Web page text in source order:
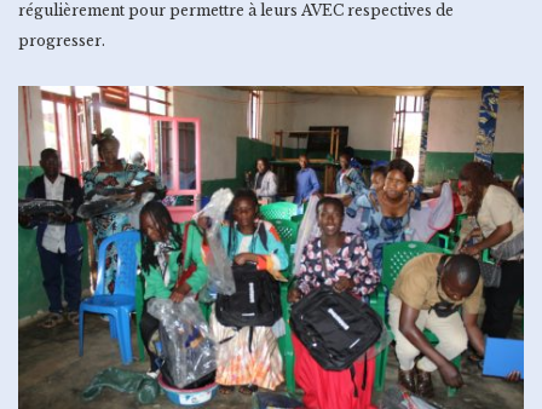
régulièrement pour permettre à leurs AVEC respectives de
progresser.